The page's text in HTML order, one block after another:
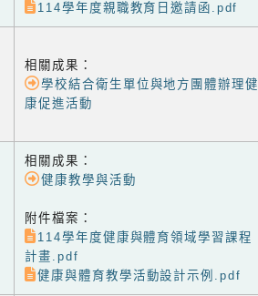
114學年度親職教育日邀請函.pdf
相關成果：
學校結合衛生單位與地方團體辦理健
康促進活動
相關成果：
健康教學與活動
附件檔案：
114學年度健康與體育領域學習課程
計畫.pdf
健康與體育教學活動設計示例.pdf